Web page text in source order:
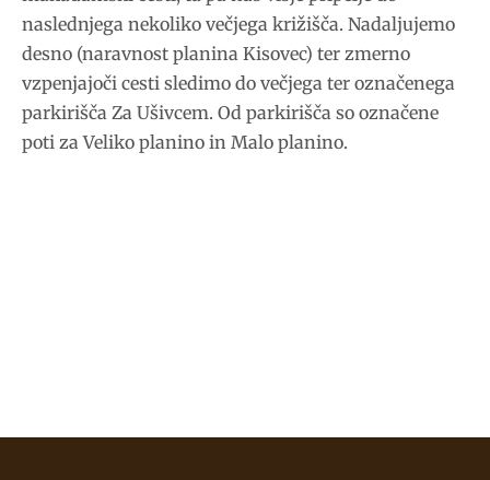
naslednjega nekoliko večjega križišča. Nadaljujemo
desno (naravnost planina Kisovec) ter zmerno
vzpenjajoči cesti sledimo do večjega ter označenega
parkirišča Za Ušivcem. Od parkirišča so označene
poti za Veliko planino in Malo planino.